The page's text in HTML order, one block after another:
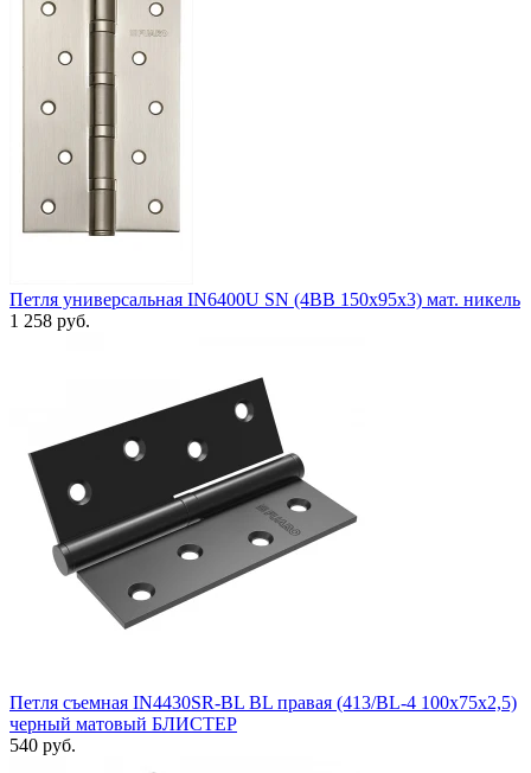
Петля универсальная IN6400U SN (4BB 150x95x3) мат. никель
1 258 руб.
Петля съемная IN4430SR-BL BL правая (413/BL-4 100x75x2,5)
черный матовый БЛИСТЕР
540 руб.